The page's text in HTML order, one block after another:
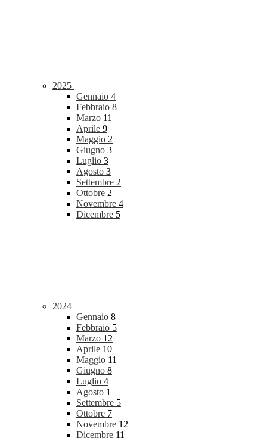
2025
Gennaio 4
Febbraio 8
Marzo 11
Aprile 9
Maggio 2
Giugno 3
Luglio 3
Agosto 3
Settembre 2
Ottobre 2
Novembre 4
Dicembre 5
2024
Gennaio 8
Febbraio 5
Marzo 12
Aprile 10
Maggio 11
Giugno 8
Luglio 4
Agosto 1
Settembre 5
Ottobre 7
Novembre 12
Dicembre 11